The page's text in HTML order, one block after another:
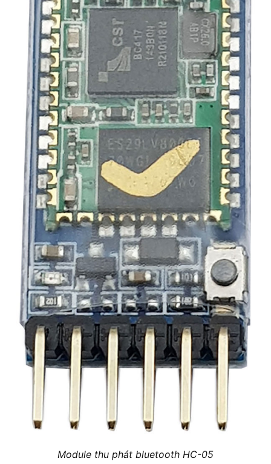
Module thu phát bluetooth HC-05